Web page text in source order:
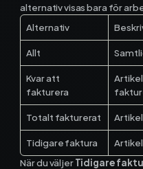
alternativ visas bara för
Alternativ
Allt
Kvar att
fakturera
Totalt fakturerat
Tidigare faktura
När du väljerTidigare